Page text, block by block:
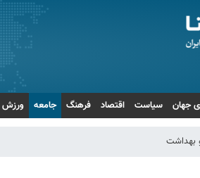
جهان سیاست اقتصاد فرهنگ جامعه ورزش
بهداشت